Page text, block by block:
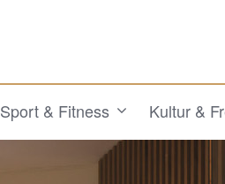
Sport & Fitness Kultur &